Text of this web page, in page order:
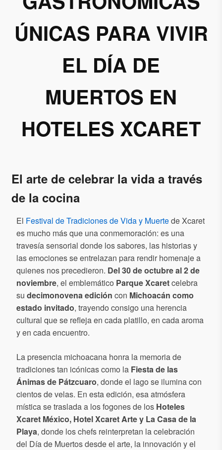
ÚNICAS PARA VIVIR
EL DÍA DE
MUERTOS EN
HOTELES XCARET
El arte de celebrar la vida a través
de la cocina
El Festival de Tradiciones de Vida y Muertede Xcaret
es mucho más que una conmemoración: es una
travesía sensorial donde los sabores, las historias y
las emociones se entrelazan para rendir homenaje a
quienes nos precedieron. Del 30 de octubre al 2 de
noviembre, el emblemático Parque Xcaretcelebra
su decimonovena edición con Michoacán como
estado invitado, trayendo consigo una herencia
cultural que se refleja en cada platillo, en cada aroma
y en cada encuentro.
La presencia michoacana honra la memoria de
tradiciones tan icónicas como la Fiesta de las
Ánimas de Pátzcuaro, donde el lago se ilumina con
cientos de velas. En esta edición, esa atmósfera
mística se traslada a los fogones de los Hoteles
Xcaret México, Hotel Xcaret Arte y La Casa de la
Playa, donde los chefs reinterpretan la celebración
del Día de Muertos desde el arte, la innovación y el
suscribirme
de envío.